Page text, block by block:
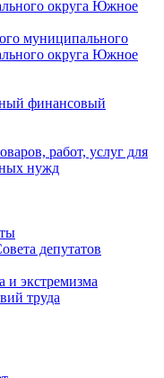
округа Южное
муниципального
округа Южное
финансовый
работ, услуг для
нужд
депутатов
и экстремизма
труда